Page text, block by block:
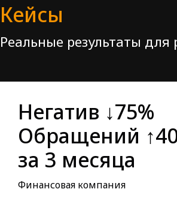
Кейсы
Реальные результаты для
Негатив ↓75%
Обращений
за 3 месяца
Финансовая компания